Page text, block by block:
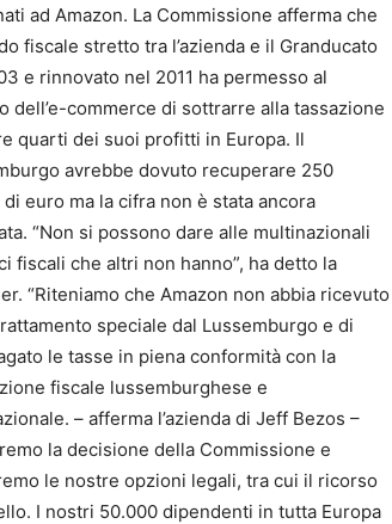
ad Amazon. La Commissione afferma che
fiscale stretto tra l’azienda e il Granducato
e rinnovato nel 2011 ha permesso al
dell’e-commerce di sottrarre alla tassazione
quarti dei suoi profitti in Europa. Il
avrebbe dovuto recuperare 250
euro ma la cifra non è stata ancora
“Non si possono dare alle multinazionali
fiscali che altri non hanno”, ha detto la
“Riteniamo che Amazon non abbia ricevuto
speciale dal Lussemburgo e di
le tasse in piena conformità con la
fiscale lussemburghese e
– afferma l’azienda di Jeff Bezos –
la decisione della Commissione e
le nostre opzioni legali, tra cui il ricorso
I nostri 50.000 dipendenti in tutta Europa